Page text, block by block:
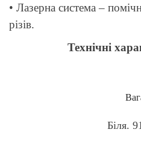
• Лазерна система –
різів.
Технічні
Біля.